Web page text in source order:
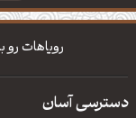
دانلود
رویاهات
دسترسی آسان